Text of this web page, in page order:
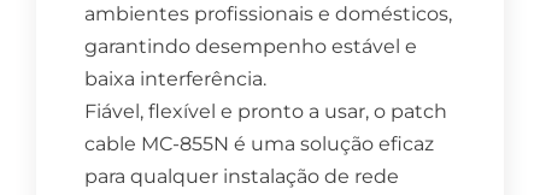
ambientes profissionais e domésticos,
garantindo desempenho estável e
baixa interferência.
Fiável, flexível e pronto a usar, o patch
cable MC-855N é uma solução eficaz
para qualquer instalação de rede